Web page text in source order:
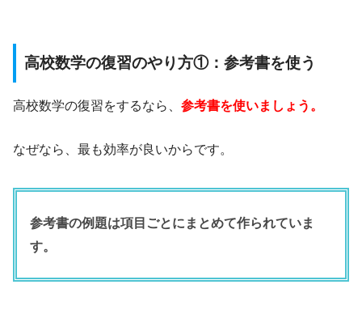
高校数学の復習のやり方①：参考書を使う
高校数学の復習をするなら、 参考書を使いましょう。
なぜなら、最も効率が良いからです。
参考書の例題は項目ごとにまとめて作られていま
す。